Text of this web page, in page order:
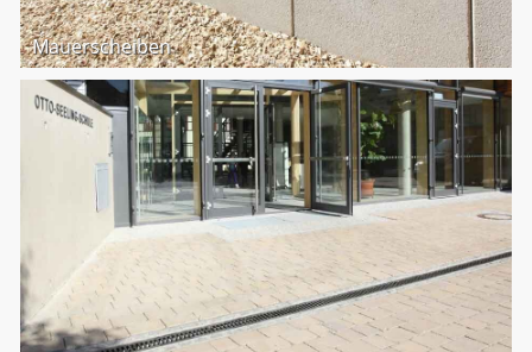
Mauerscheiben